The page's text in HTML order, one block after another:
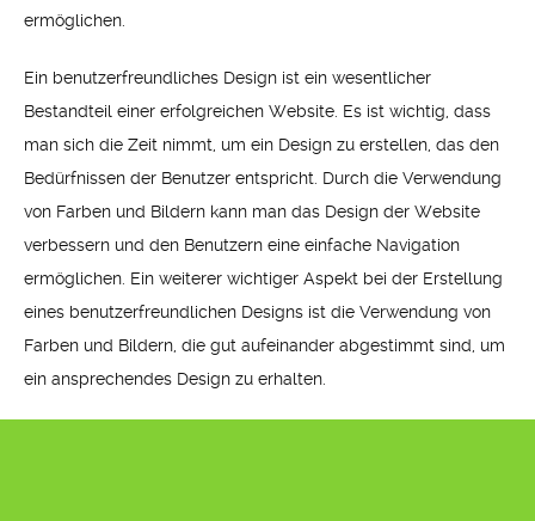
ermöglichen.
Ein benutzerfreundliches Design ist ein wesentlicher
Bestandteil einer erfolgreichen Website. Es ist wichtig, dass
man sich die Zeit nimmt, um ein Design zu erstellen, das den
Bedürfnissen der Benutzer entspricht. Durch die Verwendung
von Farben und Bildern kann man das Design der Website
verbessern und den Benutzern eine einfache Navigation
ermöglichen. Ein weiterer wichtiger Aspekt bei der Erstellung
eines benutzerfreundlichen Designs ist die Verwendung von
Farben und Bildern, die gut aufeinander abgestimmt sind, um
ein ansprechendes Design zu erhalten.